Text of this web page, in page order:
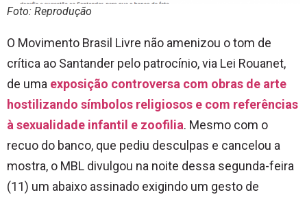
Foto: Reprodução
O Movimento Brasil Livre não amenizou o tom de
crítica ao Santander pelo patrocínio, via Lei Rouanet,
de uma exposição controversa com obras de arte
hostilizando símbolos religiosos e com referências
à sexualidade infantil e zoofilia. Mesmo com o
recuo do banco, que pediu desculpas e cancelou a
mostra, o MBL divulgou na noite dessa segunda-feira
(11) um abaixo assinado exigindo um gesto de